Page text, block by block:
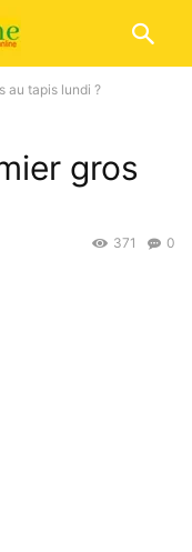
au tapis lundi ?
gros
0
371